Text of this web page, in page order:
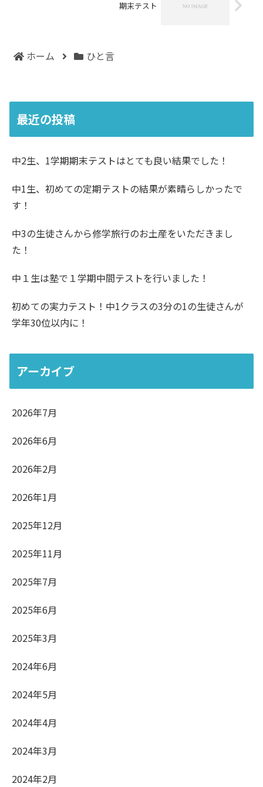
期末テスト
ホーム ひと言
最近の投稿
中2生、1学期期末テストはとても良い結果でした！
中1生、初めての定期テストの結果が素晴らしかったで
す！
中3の生徒さんから修学旅行のお土産をいただきまし
た！
中１生は塾で１学期中間テストを行いました！
初めての実力テスト！中1クラスの3分の1の生徒さんが
学年30位以内に！
アーカイブ
2026年7月
2026年6月
2026年2月
2026年1月
2025年12月
2025年11月
2025年7月
2025年6月
2025年3月
2024年6月
2024年5月
2024年4月
2024年3月
2024年2月